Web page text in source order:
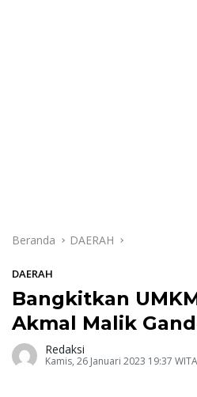
Beranda DAERAH
DAERAH
Bangkitkan
Akmal Malik
Redaksi
Kamis, 26 Januari 2023 19:37 WITA